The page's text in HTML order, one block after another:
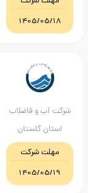
فایل
گذاری شود...
و فاضلاب
خرطوم
انواع
هزینه حمل
اسناد...